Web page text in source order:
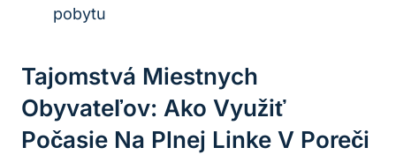
pobytu
Tajomstvá Miestnych‍
Obyvateľov: Ako⁤ Využiť
Počasie Na ⁢plnej Linke ​v Poreči